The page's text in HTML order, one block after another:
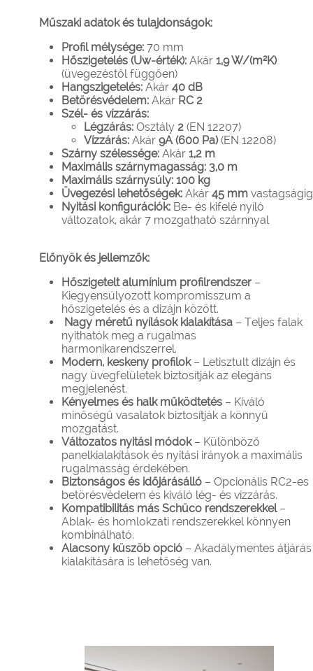
Műszaki adatok és tulajdonságok:
Profil mélysége: 70 mm
Hőszigetelés (Uw-érték): Akár 1,9 W/(m²K)
(üvegezéstől függően)
Hangszigetelés: Akár 40 dB
Betörésvédelem: Akár RC 2
Szél- és vízzárás:
Légzárás: Osztály 2 (EN 12207)
Vízzárás: Akár 9A (600 Pa)(EN 12208)
Szárny szélessége: Akár 1,2 m
Maximális szárnymagasság: 3,0 m
Maximális szárnysúly: 100 kg
Üvegezési lehetőségek: Akár 45 mm vastagságig
Nyitási konfigurációk: Be- és kifelé nyíló
változatok, akár 7 mozgatható szárnnyal
Előnyök és jellemzők:
Hőszigetelt alumínium profilrendszer –
Kiegyensúlyozott kompromisszum a
hőszigetelés és a dizájn között.
Nagy méretű nyílások kialakítása – Teljes falak
nyithatók meg a rugalmas
harmonikarendszerrel.
Modern, keskeny profilok– Letisztult dizájn és
nagy üvegfelületek biztosítják az elegáns
megjelenést.
Kényelmes és halk működtetés – Kiváló
minőségű vasalatok biztosítják a könnyű
mozgatást.
Változatos nyitási módok– Különböző
panelkialakítások és nyitási irányok a maximális
rugalmasság érdekében.
Biztonságos és időjárásálló – Opcionális RC2-es
betörésvédelem és kiváló lég- és vízzárás.
Kompatibilitás más Schüco rendszerekkel–
Ablak- és homlokzati rendszerekkel könnyen
kombinálható.
Alacsony küszöb opció – Akadálymentes átjárás
kialakítására is lehetőség van.